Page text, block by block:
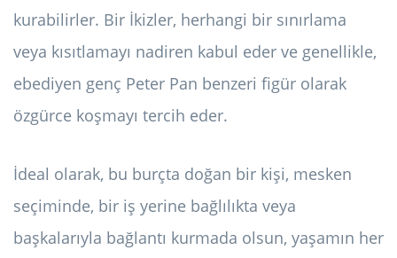
kurabilirler. Bir İkizler, herhangi bir sınırlama
veya kısıtlamayı nadiren kabul eder ve genellikle,
ebediyen genç Peter Pan benzeri figür olarak
özgürce koşmayı tercih eder.
İdeal olarak, bu burçta doğan bir kişi, mesken
seçiminde, bir iş yerine bağlılıkta veya
başkalarıyla bağlantı kurmada olsun, yaşamın her